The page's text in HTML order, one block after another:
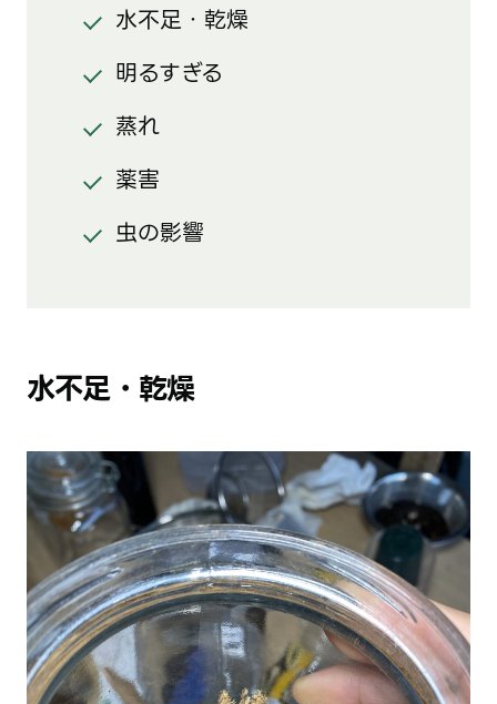
水不足・乾燥
明るすぎる
蒸れ
薬害
虫の影響
水不足・乾燥